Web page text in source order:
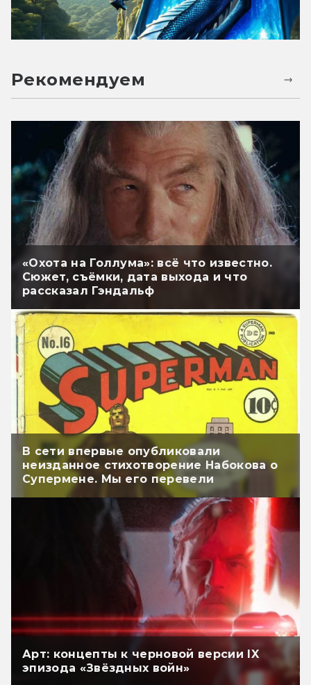
Рекомендуем
«Охота на Голлума»: всё что известно.
Сюжет, съёмки, дата выхода и что
рассказал Гэндальф
В сети впервые опубликовали
неизданное стихотворение Набокова о
Супермене. Мы его перевели
Арт: концепты к черновой версии IX
эпизода «Звёздных войн»